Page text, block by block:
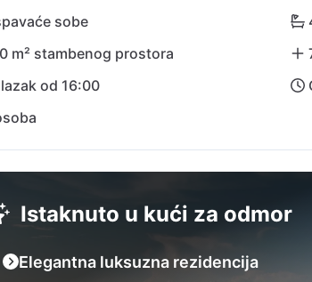
sobe
m² stambenog prostora
od 16:00
Istaknuto u kući za odmor
Elegantna luksuzna rezidencija